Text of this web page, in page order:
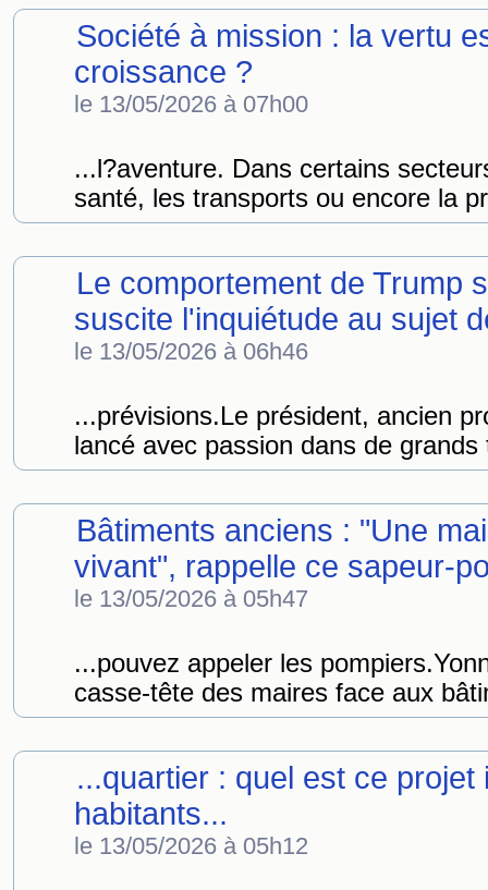
Société à mission : la vertu
croissance ?
le 13/05/2026 à 07h00
...l?aventure. Dans certains
santé, les transports ou encore la
Le comportement de Trump
suscite l'inquiétude au sujet
le 13/05/2026 à 06h46
...prévisions.Le président, ancien
lancé avec passion dans de
Bâtiments anciens : "Une
vivant", rappelle ce sapeur-
le 13/05/2026 à 05h47
...pouvez appeler les
casse-tête des maires face aux
...quartier : quel est ce
habitants...
le 13/05/2026 à 05h12